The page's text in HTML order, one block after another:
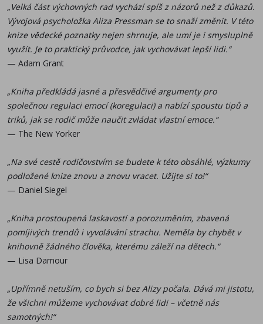
„Upřímně netuším, co bych si bez Alizy počala. Dává mi
jistotu, že všichni můžeme vychovávat dobré lidi – včetně
nás samotných!“
„Velká část výchovných rad vychází spíš z názorů než z důkazů.
Vývojová psycholožka Aliza Pressman se to snaží změnit. V této
knize vědecké poznatky nejen shrnuje, ale umí je i smysluplně
využít. Je to praktický průvodce, jak vychovávat lepší lidi.“
— Adam Grant
„Kniha předkládá jasné a přesvědčivé argumenty pro
společnou regulaci emocí (koregulaci) a nabízí spoustu tipů a
triků, jak se rodič může naučit zvládat vlastní emoce.“
— The New Yorker
„Na své cestě rodičovstvím se budete k této obsáhlé, výzkumy
podložené knize znovu a znovu vracet. Užijte si to!“
— Daniel Siegel
„Kniha prostoupená laskavostí a porozuměním, zbavená
pomíjivých trendů i vyvolávání strachu. Neměla by chybět v
knihovně žádného člověka, kterému záleží na dětech.“
— Lisa Damour
„Upřímně netuším, co bych si bez Alizy počala. Dává mi jistotu,
že všichni můžeme vychovávat dobré lidi – včetně nás
samotných!“